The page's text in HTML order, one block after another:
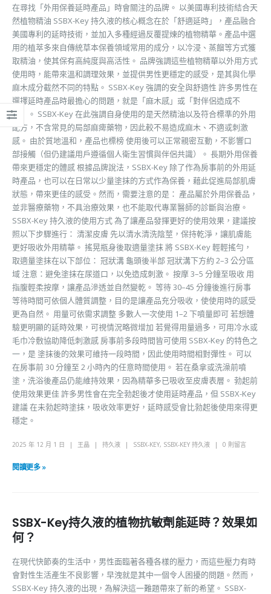
在尋找「外用保養延時產品」時會關注的品牌。 以美國專利技術結合天
然植物精油 SSBX-Key 持久液的核心概念在於「舒適延時」，產品融合
美國專利的延時技術，並加入多種經過反覆提煉的植物精華。產品中選
用的植萃多來自傳統草本保養領域常用的成分，以冷浸、蒸餾等方式獲
取精油，使其保有高純度與高活性。 品牌強調這些植物精華以外用方式
使用時，能帶來溫和調理效果，並提供男性更穩定的感受，是其與化學
麻木成分截然不同的特點。 SSBX-Key 強調的安全與舒適性 許多男性在
選擇延時產品時最擔心的問題，就是「麻木感」或「對伴侶造成不
適」。 SSBX-Key 在此強調自身使用的是天然精油以及符合標準的外用
配方，不含常見的局部麻痺藥物，因此較不易造成麻木、不適或刺激
感。 由於質地溫和，產品也標榜 使用後可以正常親密互動，不影響口
部接觸（但仍建議用戶遵循個人衛生習慣與伴侶共識）。 長期外用保養
帶來更穩定的體感 根據品牌說法，SSBX-Key 除了作為房事前的外用延
時產品，也可以在日常以少量塗抹的方式作為保養，藉此促進局部肌膚
狀態，帶來更佳的感受。然而，需要注意的是： 產品屬於外用保養品，
並非醫療藥物，不具治療效果，也不能取代專業醫師的診斷與治療。
SSBX-Key 持久液的使用方式 為了讓產品發揮更好的使用效果，建議按
照以下步驟進行： 清潔皮膚 先以清水清洗陰莖，保持乾淨，讓肌膚能
更好吸收外用精華。 搖晃瓶身後取適量塗抹 將 SSBX-Key 輕輕搖勻，
取適量塗抹在以下部位： 冠狀溝 龜頭後半部 冠狀溝下方約 2–3 公分區
域 注意：避免塗抹在尿道口，以免造成刺激。 按摩 3–5 分鐘至吸收 用
指腹輕柔按摩，讓產品滲透並自然變乾。 等待 30–45 分鐘後進行房事
等待時間可依個人體質調整，目的是讓產品充分吸收，使使用時的感受
更為自然。 用量可依需求調整 多數人一次使用 1–2 下噴量即可 若想體
驗更明顯的延時效果，可視情況略微增加 若覺得用量過多，可用冷水或
毛巾冷敷協助降低刺激感 房事前多段時間皆可使用 SSBX-Key 的特色之
一，是 塗抹後的效果可維持一段時間，因此使用時間相對彈性。 可以
在房事前 30 分鐘至 2 小時內的任意時間使用。 若在桑拿或洗澡前噴
塗，洗浴後產品仍能維持效果，因為精華多已吸收至皮膚表層。 勃起前
使用效果更佳 許多男性會在完全勃起後才使用延時產品，但 SSBX-Key
建議 在未勃起時塗抹，吸收效率更好，延時感受會比勃起後使用來得更
穩定。
2025 年 12 月 1 日 王晶 持久液 SSBX-KEY, SSBX-KEY 持久液 0 則留言
閱讀更多 »
SSBX-Key持久液的植物抗敏劑能延時？效果如
何？
在現代快節奏的生活中，男性面臨著各種各樣的壓力，而這些壓力有時
會對性生活產生不良影響，早洩就是其中一個令人困擾的問題。然而，
SSBX-Key 持久液的出現，為解決這一難題帶來了新的希望。 SSBX-